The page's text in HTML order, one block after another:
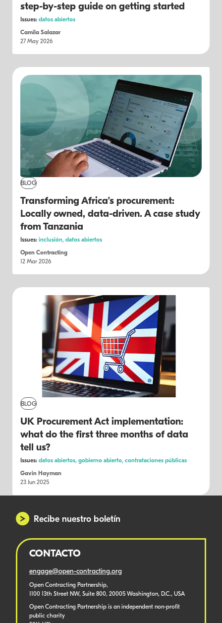
step-by-step guide on getting started
Issues: datos abiertos
Camila Salazar
27 May 2026
BLOG
Transforming Africa’s procurement:
Locally owned, data-driven. A case study
from Tanzania
Issues: inclusión, datos abiertos
Open Contracting
12 Mar 2026
BLOG
UK Procurement Act implementation:
what do the first three months of data
tell us?
Issues: datos abiertos, gobierno abierto, contrataciones públicas
Gavin Hayman
23 Jun 2025
Recibe nuestro boletín
CONTACTO
engage@open-contracting.org
Open Contracting Partnership,
1100 13th Street NW, Suite 800, 20005 Washington, D.C., USA
Open Contracting Partnership is an independent non-profit
public charity